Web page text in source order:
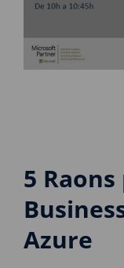
5
Azure